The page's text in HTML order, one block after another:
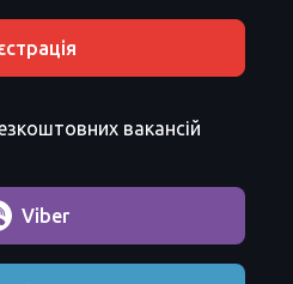
вакансій
Viber